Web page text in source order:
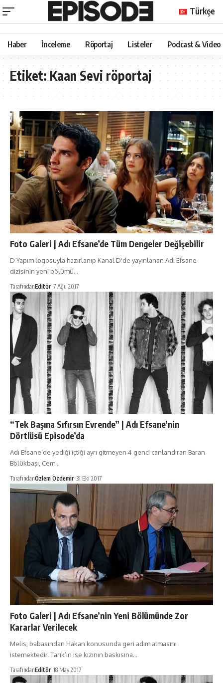
Türkçe
Haber İnceleme Röportaj Listeler Podcast & Video
Etiket:Kaan Sevi röportaj
Foto Galeri | Adı Efsane’de Tüm Dengeler Değişebilir
D Yapım logosuyla hazırlanıp Kanal D'de yayınlanan Adı Efsane
dizisinin yeni bölümü…
TarafındanEditör 7 Ağu 2017
“Tek Başına Sıfırsın Evrende” | Adı Efsane’nin
Dörtlüsü Episode’da
Adı Efsane’de yediği içtiği ayrı gitmeyen 4 genci canlandıran Baran
Bölükbaşı, Cem…
TarafındanÖzlem Özdemir 31 Eki 2017
Foto Galeri | Adı Efsane’nin Yeni Bölümünde Zor
Kararlar Verilecek
Melis, babasından Hakan konusunda geri adım atmasını
istemektedir. Tarık’ın ise kızının baskısına…
TarafındanEditör 18 May 2017